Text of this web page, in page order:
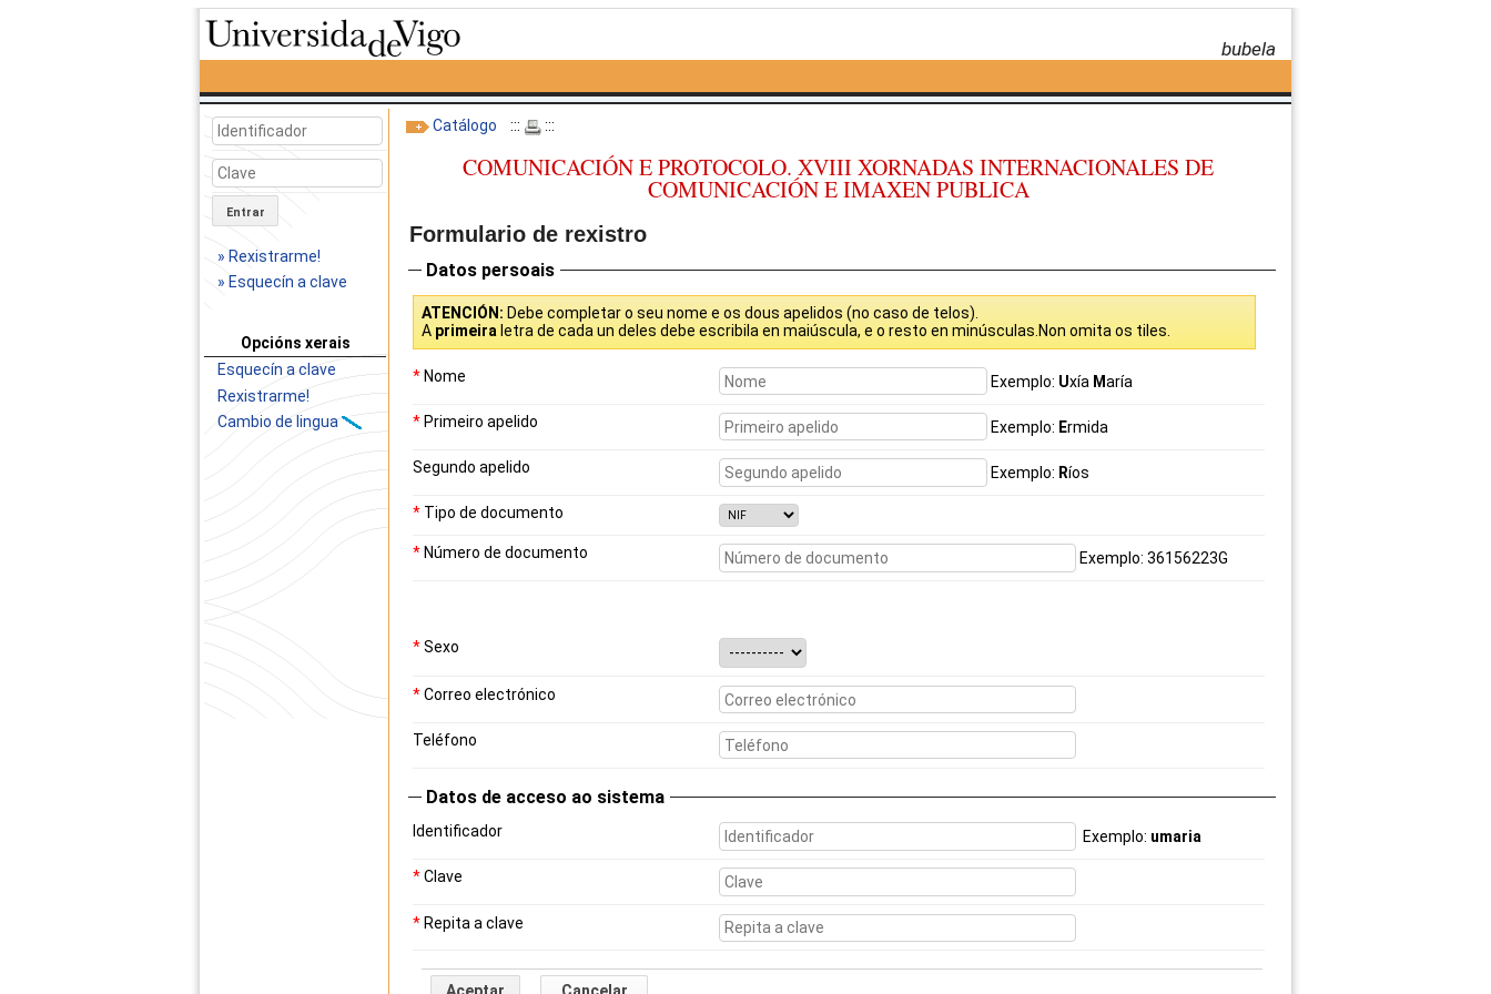
bubela
Entrar
» Rexistrarme!
» Esquecín a clave
Opcións xerais
Esquecín a clave
Rexistrarme!
Cambio de lingua
Catálogo ::: :::
COMUNICACIÓN E PROTOCOLO. XVIII XORNADAS INTERNACIONALES DE
COMUNICACIÓN E IMAXEN PUBLICA
Formulario de rexistro
Datos persoais
ATENCIÓN: Debe completar o seu nome e os dous apelidos (no caso de telos).
A primeira letra de cada un deles debe escribila en maiúscula, e o resto en minúsculas.Non omita os tiles.
*Nome Exemplo: Uxía María
*Primeiro apelido Exemplo: Ermida
Segundo apelido Exemplo: Ríos
*Tipo de documento
*Número de documento Exemplo: 36156223G
*Sexo
*Correo electrónico
Teléfono
Datos de acceso ao sistema
Identificador Exemplo: umaria
*Clave
*Repita a clave